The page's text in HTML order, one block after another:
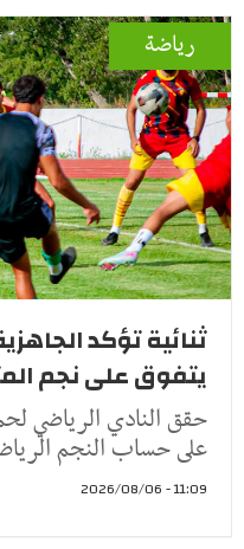
رياضة
ثنائية تؤكد
يتفوق على نجم
حقق النادي الرياضي
على حساب النجم
11:09 - 2026/08/06